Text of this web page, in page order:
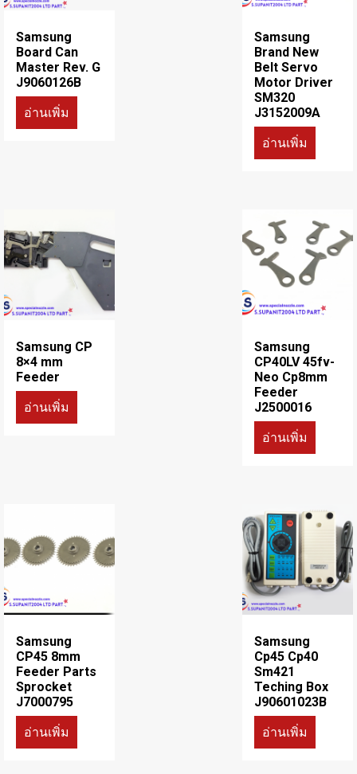
Samsung
Board Can
Master Rev. G
J9060126B
อ่านเพิ่ม
Samsung
Brand New
Belt Servo
Motor Driver
SM320
J3152009A
อ่านเพิ่ม
Samsung CP
8×4 mm
Feeder
อ่านเพิ่ม
Samsung
CP40LV 45fv-
Neo Cp8mm
Feeder
J2500016
อ่านเพิ่ม
Samsung
CP45 8mm
Feeder Parts
Sprocket
J7000795
อ่านเพิ่ม
Samsung
Cp45 Cp40
Sm421
Teching Box
J90601023B
อ่านเพิ่ม